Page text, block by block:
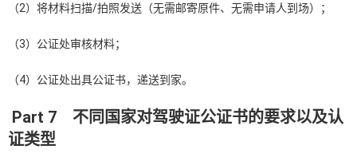
（2）将材料扫描/拍照发送（无需邮寄原件、无需申请人到场）；
（3）公证处审核材料；
（4）公证处出具公证书，递送到家。
Part 7 不同国家对驾驶证公证书的要求以及认
证类型